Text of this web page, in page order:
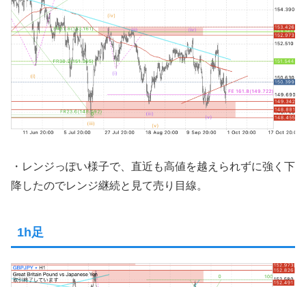
・レンジっぽい様子で、直近も高値を越えられずに強く下
降したのでレンジ継続と見て売り目線。
1h足